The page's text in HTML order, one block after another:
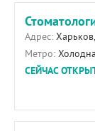
Адрес:
Метро:
СЕЙЧАС